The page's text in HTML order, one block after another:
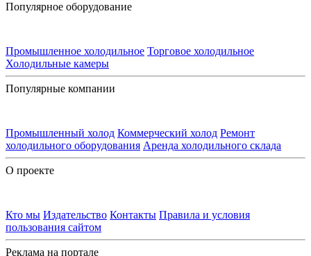
Популярное оборудование
Промышленное холодильное Торговое холодильное
Холодильные камеры
Популярные компании
Промышленный холод Коммерческий холод Ремонт
холодильного оборудования Аренда холодильного склада
О проекте
Кто мы Издательство Контакты Правила и условия
пользования сайтом
Реклама на портале